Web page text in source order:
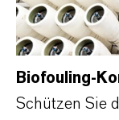
Biofouling-
Schützen Sie